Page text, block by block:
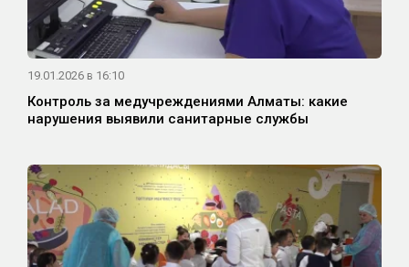
19.01.2026 в 16:10
Контроль за медучреждениями Алматы: какие
нарушения выявили санитарные службы